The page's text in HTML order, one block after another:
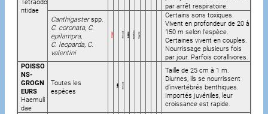
ntidae
par arrêt respiratoire.
Canthigasterspp.
C. coronata, C.
epilampra,
C. leoparda, C.
valentini
Certains sons toxiques.
Vivent en profondeur de 20 à
150 m selon l’espèce.
Certaines vivent en couples.
Nourrissage plusieurs fois
par jour. Parfois corallivores.
POISSO
NS-
GROGN
EURS
Haemuli
dae
Toutes les
espèces
Taille de 25 cm à 1 m.
Diurnes, ils se nourrissent
d’invertébrés benthiques.
Importés juvéniles, leur
croissance est rapide.